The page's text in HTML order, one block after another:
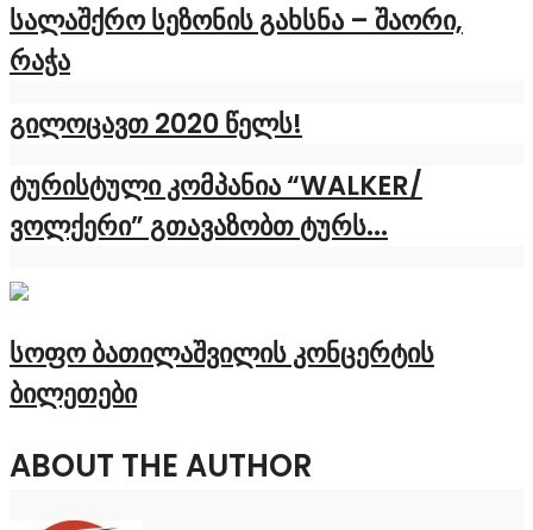
სალაშქრო სეზონის გახსნა – შაორი,
რაჭა
გილოცავთ 2020 წელს!
ტურისტული კომპანია “WALKER/
ვოლქერი” გთავაზობთ ტურს...
სოფო ბათილაშვილის კონცერტის
ბილეთები
ABOUT THE AUTHOR